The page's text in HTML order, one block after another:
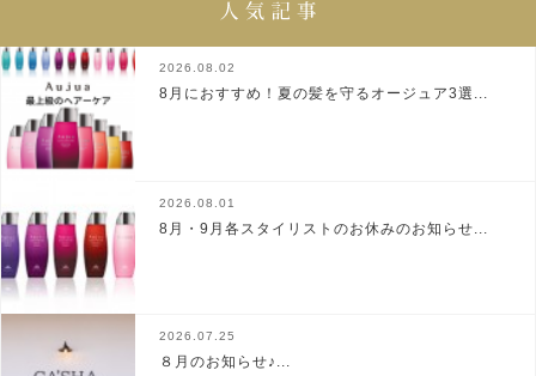
2026.08.02
8月におすすめ！夏の髪を守るオージュア3選...
2026.08.01
8月・9月各スタイリストのお休みのお知らせ...
2026.07.25
８月のお知らせ♪...